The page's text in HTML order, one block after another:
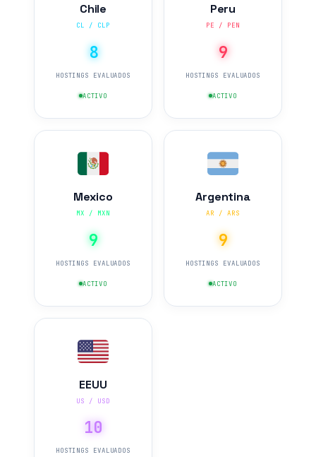
Chile
CL / CLP
8
HOSTINGS EVALUADOS
ACTIVO
Peru
PE / PEN
9
HOSTINGS EVALUADOS
ACTIVO
Mexico
MX / MXN
9
HOSTINGS EVALUADOS
ACTIVO
Argentina
AR / ARS
9
HOSTINGS EVALUADOS
ACTIVO
EEUU
US / USD
10
HOSTINGS EVALUADOS